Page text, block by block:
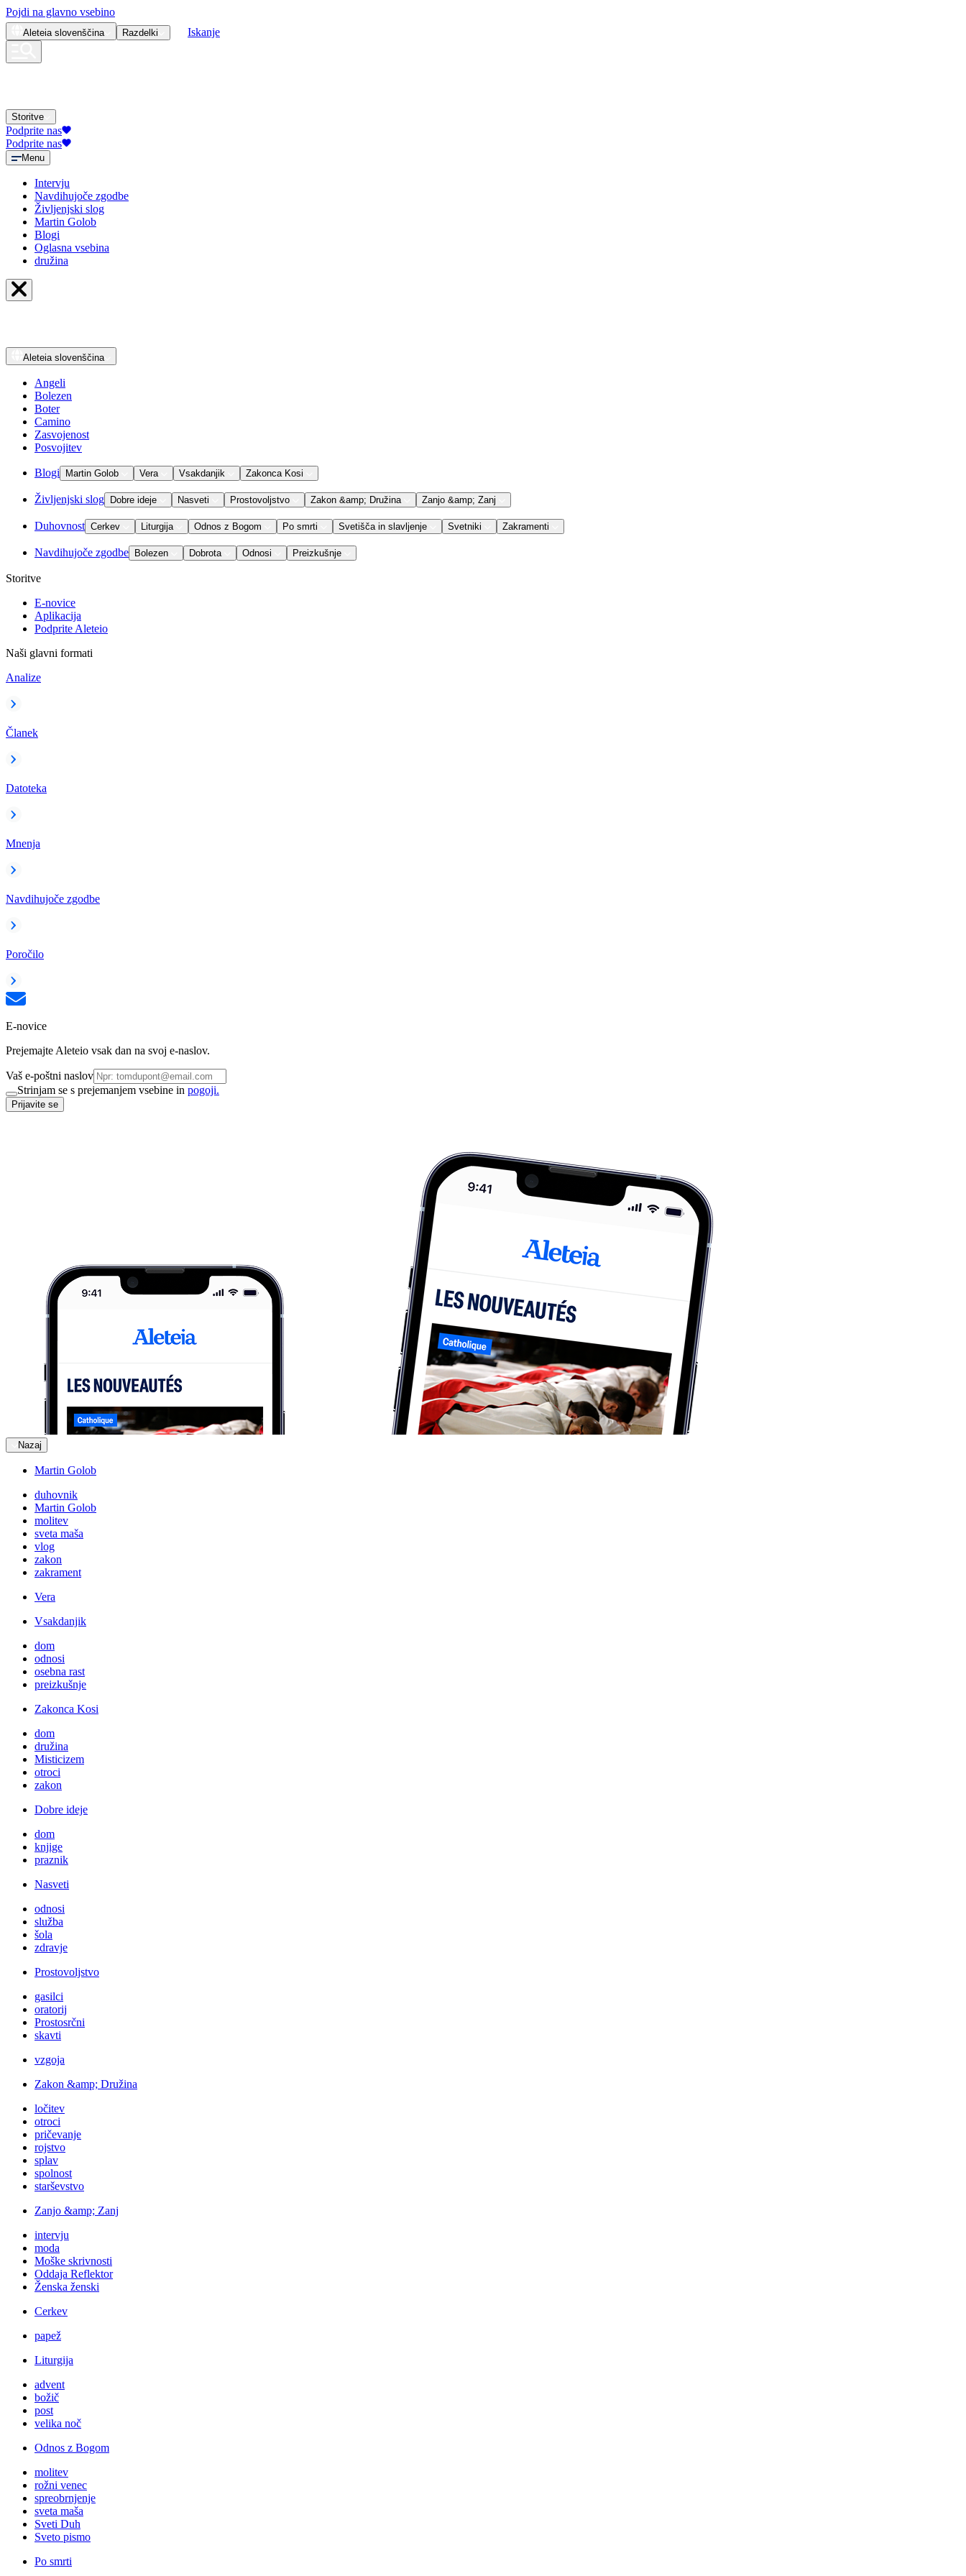
Pojdi na glavno vsebino
Aleteia slovenščina Razdelki Iskanje
Storitve
Podprite nas
Podprite nas
Menu
Intervju
Navdihujoče zgodbe
Življenjski slog
Martin Golob
Blogi
Oglasna vsebina
družina
Aleteia slovenščina
Angeli
Bolezen
Boter
Camino
Zasvojenost
Posvojitev
Blogi Martin Golob Vera Vsakdanjik Zakonca Kosi
Življenjski slog Dobre ideje Nasveti Prostovoljstvo Zakon &amp; Družina Zanjo &amp; Zanj
Duhovnost Cerkev Liturgija Odnos z Bogom Po smrti Svetišča in slavljenje Svetniki Zakramenti
Navdihujoče zgodbe Bolezen Dobrota Odnosi Preizkušnje
Storitve
E-novice
Aplikacija
Podprite Aleteio
Naši glavni formati
Analize
Članek
Datoteka
Mnenja
Navdihujoče zgodbe
Poročilo
E-novice
Prejemajte Aleteio vsak dan na svoj e-naslov.
Vaš e-poštni naslov
Strinjam se s prejemanjem vsebine in pogoji.
Prijavite se
Nazaj
Martin Golob
duhovnik
Martin Golob
molitev
sveta maša
vlog
zakon
zakrament
Vera
Vsakdanjik
dom
odnosi
osebna rast
preizkušnje
Zakonca Kosi
dom
družina
Misticizem
otroci
zakon
Dobre ideje
dom
knjige
praznik
Nasveti
odnosi
služba
šola
zdravje
Prostovoljstvo
gasilci
oratorij
Prostosrčni
skavti
vzgoja
Zakon &amp; Družina
ločitev
otroci
pričevanje
rojstvo
splav
spolnost
starševstvo
Zanjo &amp; Zanj
intervju
moda
Moške skrivnosti
Oddaja Reflektor
Ženska ženski
Cerkev
papež
Liturgija
advent
božič
post
velika noč
Odnos z Bogom
molitev
rožni venec
spreobrnjenje
sveta maša
Sveti Duh
Sveto pismo
Po smrti